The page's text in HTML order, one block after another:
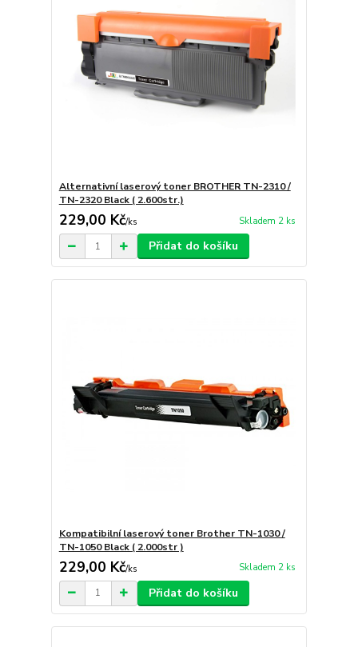
Alternativní laserový toner BROTHER TN-2310 /
TN-2320 Black ( 2.600str.)
229,00 Kč/ks Skladem 2 ks
Přidat do košíku
Kompatibilní laserový toner Brother TN-1030 /
TN-1050 Black ( 2.000str )
229,00 Kč/ks Skladem 2 ks
Přidat do košíku